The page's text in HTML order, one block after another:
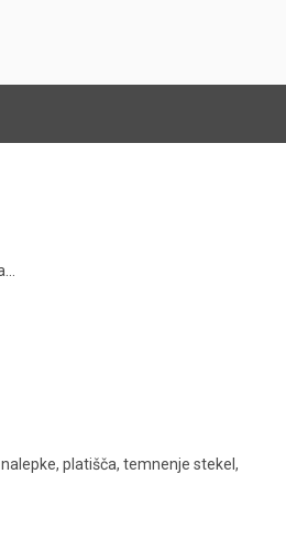
AVTOPLIN
platišča, temnenje stekel,